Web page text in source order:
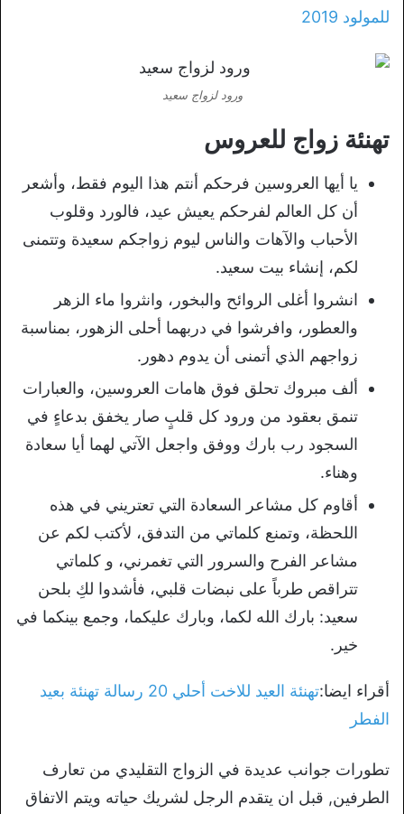
للمولود 2019
ورود لزواج سعيد
تهنئة زواج للعروس
يا أيها العروسين فرحكم أنتم هذا اليوم فقط، وأشعر
أن كل العالم لفرحكم يعيش عيد، فالورد وقلوب
الأحباب والآهات والناس ليوم زواجكم سعيدة وتتمنى
لكم، إنشاء بيت سعيد.
انشروا أغلى الروائح والبخور، وانثروا ماء الزهر
والعطور، وافرشوا في دربهما أحلى الزهور، بمناسبة
زواجهم الذي أتمنى أن يدوم دهور.
ألف مبروك تحلق فوق هامات العروسين، والعبارات
تنمق بعقود من ورود كل قلبٍ صار يخفق بدعاءٍ في
السجود رب بارك ووفق واجعل الآتي لهما أيا سعادة
وهناء.
أقاوم كل مشاعر السعادة التي تعتريني في هذه
اللحظة، وتمنع كلماتي من التدفق، لأكتب لكم عن
مشاعر الفرح والسرور التي تغمرني، و كلماتي
تتراقص طرباً على نبضات قلبي، فأشدوا لكِ بلحن
سعيد: بارك الله لكما، وبارك عليكما، وجمع بينكما في
خير.
أقراء ايضا:
تهنئة العيد للاخت أحلي 20 رسالة تهنئة بعيد
الفطر
تطورات جوانب عديدة في الزواج التقليدي من تعارف
الطرفين, قبل ان يتقدم الرجل لشريك حياته ويتم الاتفاق